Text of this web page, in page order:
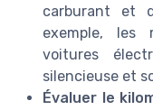
carburant et
exemple, les
voitures
silencieuse et
Évaluer le